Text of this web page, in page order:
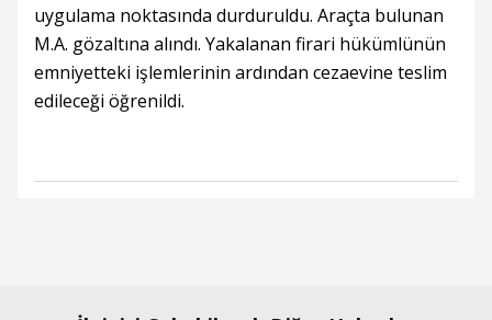
uygulama noktasında durduruldu. Araçta bulunan
M.A. gözaltına alındı. Yakalanan firari hükümlünün
emniyetteki işlemlerinin ardından cezaevine teslim
edileceği öğrenildi.